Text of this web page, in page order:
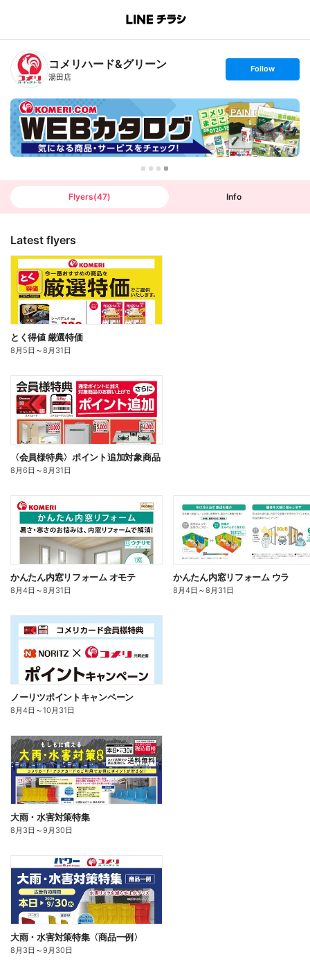
B
n
T
コメリハード&グリーン
湯田店
s
t
o
l
l
o
w
Follow
Flyers(47) Info
Latest flyers
とく得値 厳選特価
8月5日 ～8月31日
〈会員様特典〉ポイント追加対象商品
8月6日 ～8月31日
かんたん内窓リフォーム オモテ
8月4日 ～8月31日
かんたん内窓リフォーム ウラ
8月4日 ～8月31日
ノーリツポイントキャンペーン
8月4日 ～10月31日
大雨・水害対策特集
8月3日 ～9月30日
大雨・水害対策特集〈商品一例〉
8月3日 ～9月30日